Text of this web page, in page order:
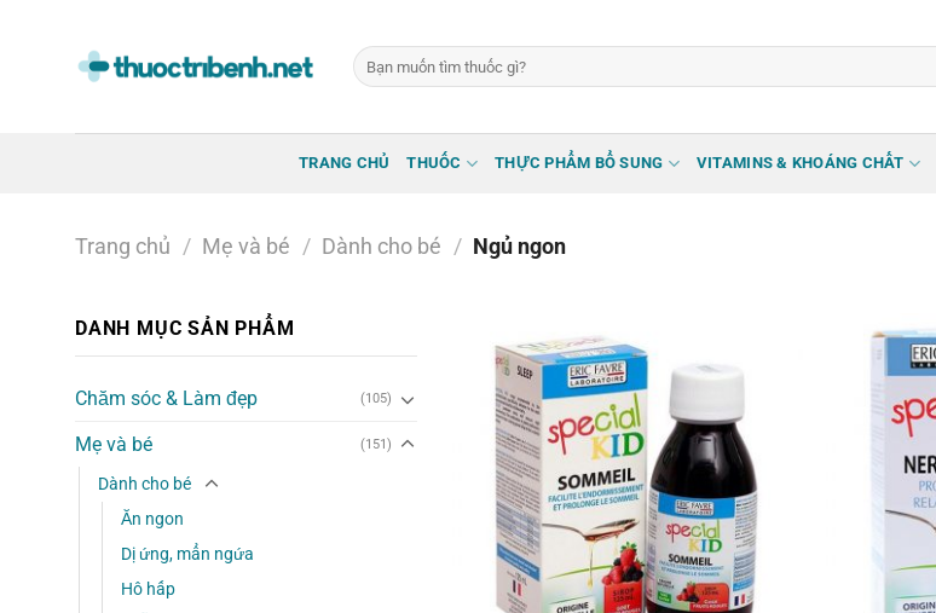
Tìm
kiếm:
TRANG CHỦ THUỐC THỰC PHẨM BỔ SUNG VITAMINS & KHOÁNG CHẤT
Trang chủ / Mẹ và bé / Dành cho bé / Ngủ ngon
DANH MỤC SẢN PHẨM
Chăm sóc & Làm đẹp (105)
Mẹ và bé (151)
Dành cho bé
Ăn ngon
Dị ứng, mẩn ngứa
Hô hấp